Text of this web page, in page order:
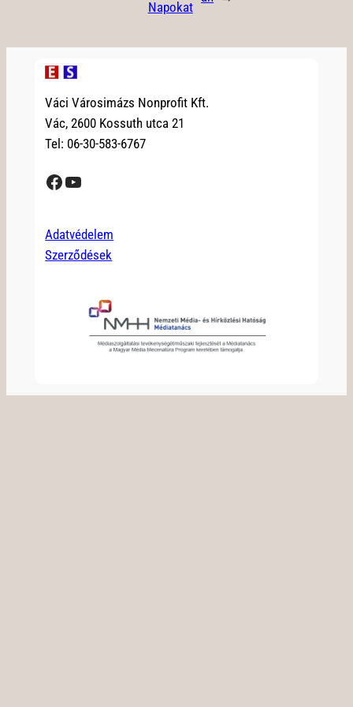
Napokat
Váci Városimázs Nonprofit Kft.
Vác, 2600 Kossuth utca 21
Tel: 06-30-583-6767
Facebook YouTube
Adatvédelem
Szerződések